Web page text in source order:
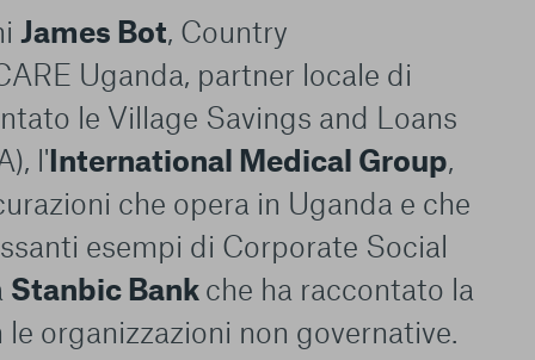
salvo i Cookie
È importante tenere
sulla
selezionata
i cookie. Per
informazioni
Consenti tutti
James Bot, Country
Uganda, partner locale di
le Village Savings and Loans
l'International Medical Group,
che opera in Uganda e che
esempi di Corporate Social
Stanbic Bank che ha raccontato la
le organizzazioni non governative.